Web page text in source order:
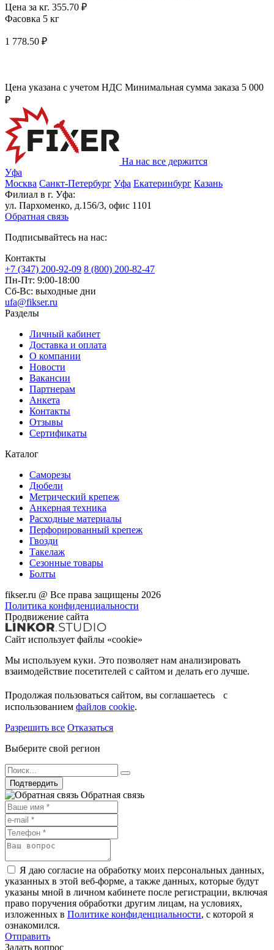
Цена за кг. 355.70 ₽
Фасовка 5 кг
1 778.50 ₽
Цена указана с учетом НДС Минимальная сумма заказа 5 000
₽
На нас все держится
Уфа
Москва Санкт-Петербург Уфа Екатеринбург Казань
Филиал в г. Уфа:
ул. Пархоменко, д.156/3, офис 1101
Обратная связь
Подписывайтесь на нас:
Контакты
+7 (347) 200-92-09 8 (800) 200-82-47
Пн-Пт: 9:00-18:00
Сб-Вс: выходные дни
ufa@fikser.ru
Разделы
Личный кабинет
Доставка и оплата
О компании
Новости
Вакансии
Партнерам
Анкета
Контакты
Отзывы
Сертификаты
Каталог
Саморезы
Дюбели
Метрический крепеж
Анкерная техника
Расходные материалы
Перфорированный крепеж
Гвозди
Такелаж
Сезонные товары
Болты
fikser.ru @ Все права защищены 2026
Политика конфиденциальности
Продвижение сайта
Сайт использует файлы «cookie»
Мы используем куки. Это позволяет нам анализировать
взаимодействие посетителей с сайтом и делать его лучше.
Продолжая пользоваться сайтом, вы соглашаетесь с
использованием файлов cookie.
Разрешить все Отказаться
Выберите свой регион
Подтвердить
Обратная связь
Я даю согласие на обработку моих персональных данных,
указанных в этой веб-форме, а также данных, которые будут
указаны мной в личном кабинете после регистрации, включая
право поручения обработки другим лицам, на условиях,
изложенных в Политике конфиденциальности, с которой я
ознакомился.
Отправить
Задать вопрос